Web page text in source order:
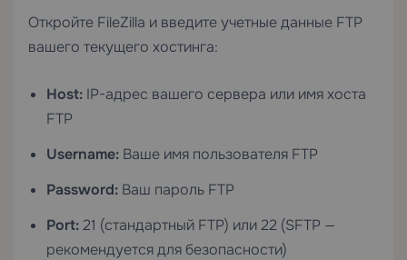
Откройте FileZilla и введите учетные данные FTP
вашего текущего хостинга:
Host: IP-адрес вашего сервера или имя хоста
FTP
Username: Ваше имя пользователя FTP
Password: Ваш пароль FTP
Port:21 (стандартный FTP) или 22 (SFTP —
рекомендуется для безопасности)